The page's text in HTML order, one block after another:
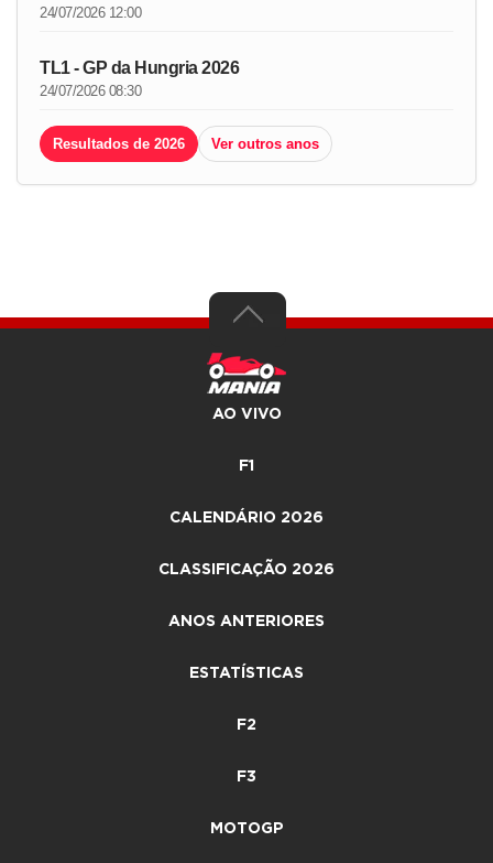
24/07/2026 12:00
TL1 - GP da Hungria 2026
24/07/2026 08:30
Resultados de 2026 Ver outros anos
AO VIVO
F1
CALENDÁRIO 2026
CLASSIFICAÇÃO 2026
ANOS ANTERIORES
ESTATÍSTICAS
F2
F3
MOTOGP